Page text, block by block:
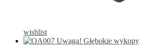
wishlist